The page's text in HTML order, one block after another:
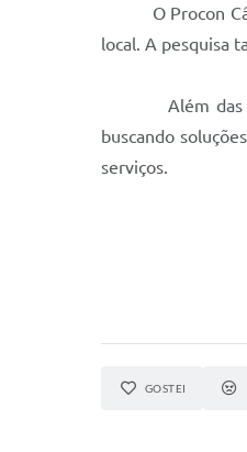
O Procon
local. A pesquisa
Além das
buscando
serviços.
GOSTEI